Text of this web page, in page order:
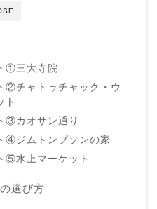
①三大寺院
②チャトゥチャック・ウ
ト
③カオサン通り
④ジムトンプソンの家
⑤水上マーケット
選び方